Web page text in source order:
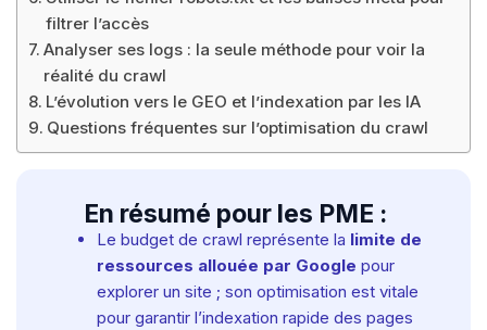
filtrer l’accès
Analyser ses logs : la seule méthode pour voir la
réalité du crawl
L’évolution vers le GEO et l’indexation par les IA
Questions fréquentes sur l’optimisation du crawl
En résumé pour les PME :
Le budget de crawl représente la limite de
ressources allouée par Google pour
explorer un site ; son optimisation est vitale
pour garantir l’indexation rapide des pages